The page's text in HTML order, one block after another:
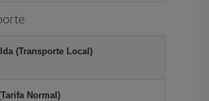
(Transporte Local)
Normal)